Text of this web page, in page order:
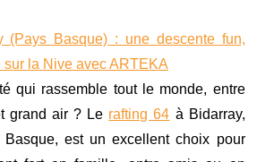
(Pays Basque) : une descente fun,
sur la Nive avec ARTEKA
qui rassemble tout le monde, entre
grand air ? Le rafting 64 à Bidarray,
est un excellent choix pour